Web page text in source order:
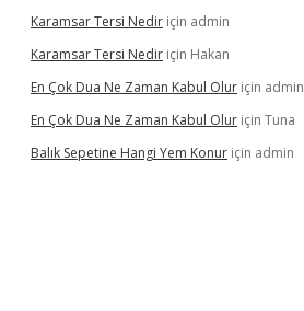
Karamsar Tersi Nedir için admin
Karamsar Tersi Nedir için Hakan
En Çok Dua Ne Zaman Kabul Olur için admin
En Çok Dua Ne Zaman Kabul Olur için Tuna
Balık Sepetine Hangi Yem Konur için admin